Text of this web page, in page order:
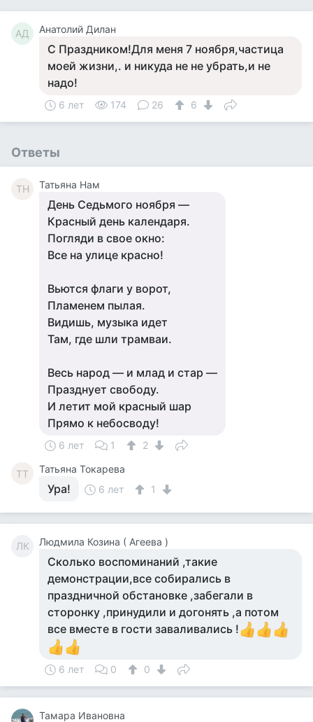
АД Анатолий Дилан
С Праздником!Для меня 7 ноября,частица
моей жизни,. и никуда не не убрать,и не
надо!
6 лет 174 26 6
Ответы
ТН Татьяна Нам
День Седьмого ноября —
Красный день календаря.
Погляди в свое окно:
Все на улице красно!
Вьются флаги у ворот,
Пламенем пылая.
Видишь, музыка идет
Там, где шли трамваи.
Весь народ — и млад и стар —
Празднует свободу.
И летит мой красный шар
Прямо к небосводу!
6 лет 1 2
ТТ Татьяна Токарева
Ура! 6 лет 1
ЛК Людмила Козина ( Агеева )
Сколько воспоминаний ,такие
демонстрации,все собирались в
праздничной обстановке ,забегали в
сторонку ,принудили и догонять ,а потом
все вместе в гости заваливались !
6 лет 0 0
Тамара Ивановна